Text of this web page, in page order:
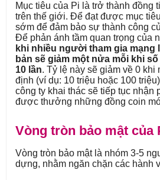
Mục tiêu của Pi là trở thành
trên thế giới. Để đạt được mục
sớm để đảm bảo sự thành công
Để phản ánh tầm quan trọng của
khi nhiều người tham gia mạng
bản sẽ giảm một nửa mỗi khi
10 lần. Tỷ lệ này sẽ giảm về 0
định (ví dụ: 10 triệu hoặc 100
công ty khai thác sẽ tiếp tục
được thưởng những đồng coin
Vòng tròn bảo mật của
Vòng tròn bảo mật là nhóm 3-5
dựng, nhằm ngăn chặn các hành